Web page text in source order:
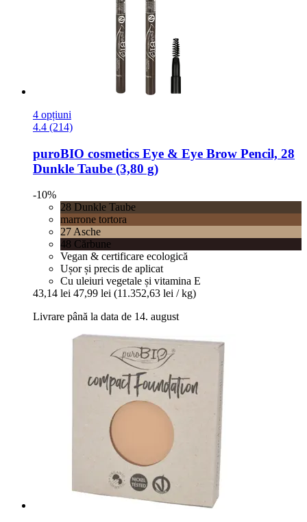
4 opțiuni
4.4 (214)
puroBIO cosmetics Eye & Eye Brow Pencil, 28
Dunkle Taube (3,80 g)
-10%
28 Dunkle Taube
marrone tortora
27 Asche
48 Cărbune
Vegan & certificare ecologică
Ușor și precis de aplicat
Cu uleiuri vegetale și vitamina E
43,14 lei 47,99 lei (11.352,63 lei / kg)
Livrare până la data de 14. august